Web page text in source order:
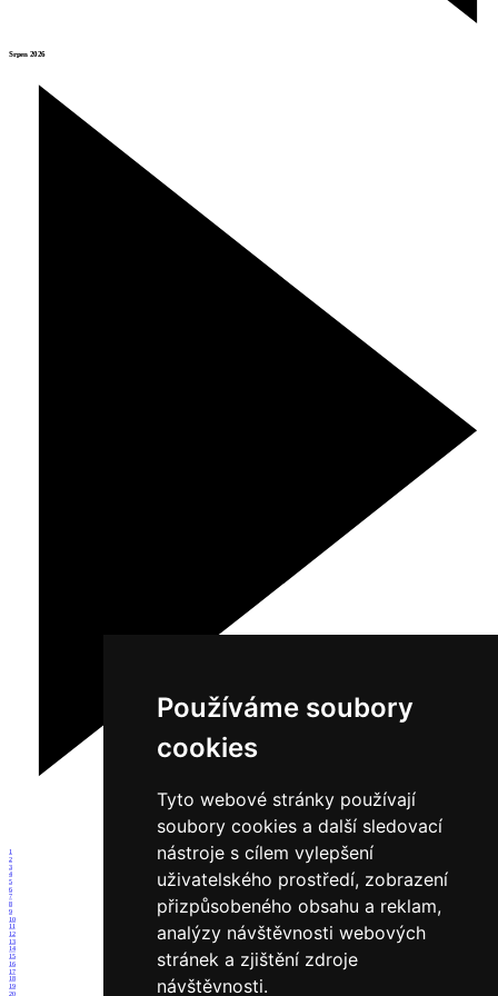
Používáme soubory
cookies
Tyto webové stránky používají
soubory cookies a další sledovací
nástroje s cílem vylepšení
uživatelského prostředí, zobrazení
přizpůsobeného obsahu a reklam,
analýzy návštěvnosti webových
stránek a zjištění zdroje
návštěvnosti.
Srpen 2026
1
2
3
4
5
6
7
8
9
10
11
12
13
14
15
16
17
18
19
20